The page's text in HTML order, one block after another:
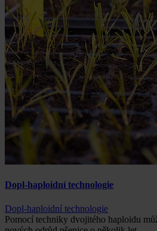
Dopl-haploidní technologie
Dopl-haploidní technologie
Pomocí techniky dvojitého haploidu